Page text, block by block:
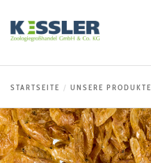
STARTSEITE UNSERE PRODUKTE